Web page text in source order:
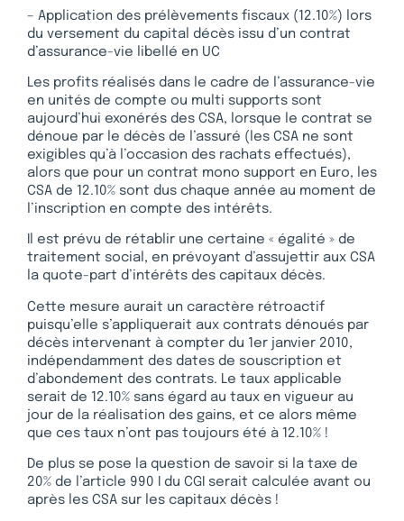
– Application des prélèvements fiscaux (12.10%) lors
du versement du capital décès issu d’un contrat
d’assurance-vie libellé en UC
Les profits réalisés dans le cadre de l’assurance-vie
en unités de compte ou multi supports sont
aujourd’hui exonérés des CSA, lorsque le contrat se
dénoue par le décès de l’assuré (les CSA ne sont
exigibles qu’à l’occasion des rachats effectués),
alors que pour un contrat mono support en Euro, les
CSA de 12.10% sont dus chaque année au moment de
l’inscription en compte des intérêts.
Il est prévu de rétablir une certaine « égalité » de
traitement social, en prévoyant d’assujettir aux CSA
la quote-part d’intérêts des capitaux décès.
Cette mesure aurait un caractère rétroactif
puisqu’elle s’appliquerait aux contrats dénoués par
décès intervenant à compter du 1er janvier 2010,
indépendamment des dates de souscription et
d’abondement des contrats. Le taux applicable
serait de 12.10% sans égard au taux en vigueur au
jour de la réalisation des gains, et ce alors même
que ces taux n’ont pas toujours été à 12.10% !
De plus se pose la question de savoir si la taxe de
20% de l’article 990 I du CGI serait calculée avant ou
après les CSA sur les capitaux décès !